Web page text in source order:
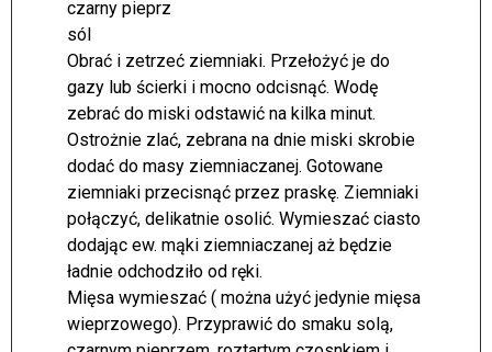
czarny pieprz
sól
Obrać i zetrzeć ziemniaki. Przełożyć je do
gazy lub ścierki i mocno odcisnąć. Wodę
zebrać do miski odstawić na kilka minut.
Ostrożnie zlać, zebrana na dnie miski skrobie
dodać do masy ziemniaczanej. Gotowane
ziemniaki przecisnąć przez praskę. Ziemniaki
połączyć, delikatnie osolić. Wymieszać ciasto
dodając ew. mąki ziemniaczanej aż będzie
ładnie odchodziło od ręki.
Mięsa wymieszać ( można użyć jedynie mięsa
wieprzowego). Przyprawić do smaku solą,